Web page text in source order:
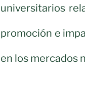
universitarios
promoción e
en los mercados